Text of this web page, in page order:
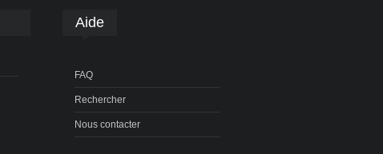
Aide
FAQ
Rechercher
Nous contacter